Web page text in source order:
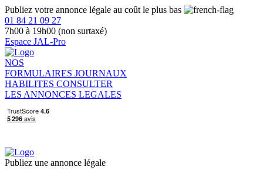
Publiez votre annonce légale au coût le plus bas
01 84 21 09 27
7h00 à 19h00 (non surtaxé)
Espace JAL-Pro
NOS
FORMULAIRES JOURNAUX
HABILITES CONSULTER
LES ANNONCES LEGALES
Publiez une annonce légale